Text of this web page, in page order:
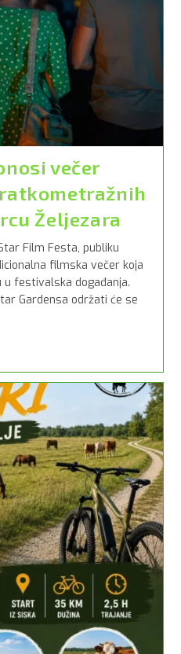
večer
Željezara
Film Festa, publiku
filmska večer koja
festivalska događanja.
Gardensa održati će se